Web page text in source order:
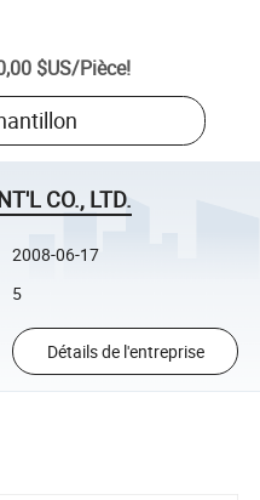
$US/Pièce!
CO., LTD.
2008-06-17
5
Détails de l'entreprise